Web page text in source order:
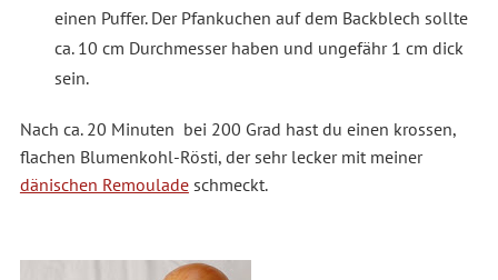
einen Puffer. Der Pfankuchen auf dem Backblech sollte
ca. 10 cm Durchmesser haben und ungefähr 1 cm dick
sein.
Nach ca. 20 Minuten bei 200 Grad hast du einen krossen,
flachen Blumenkohl-Rösti, der sehr lecker mit meiner
dänischen Remouladeschmeckt.